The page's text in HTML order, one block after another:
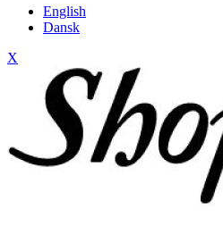
English
Dansk
X